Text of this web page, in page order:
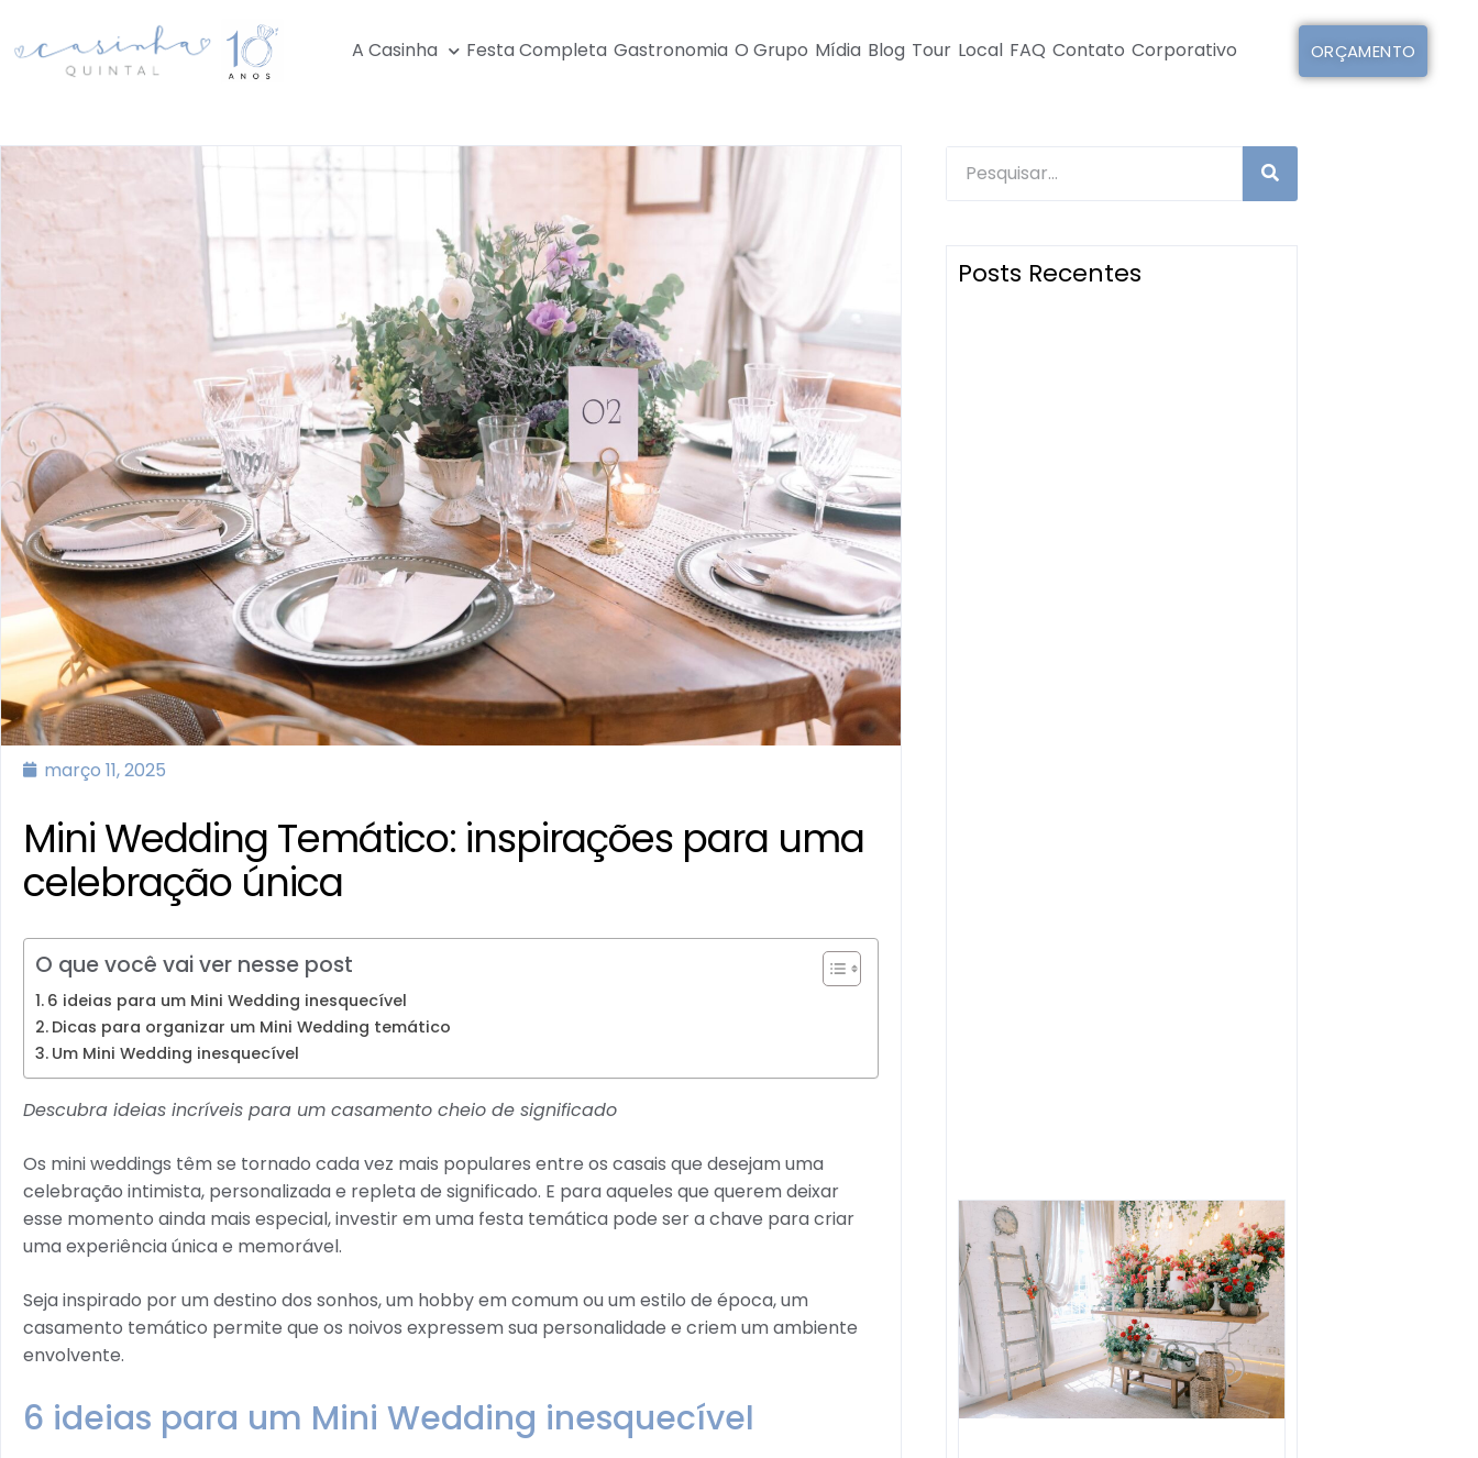
A Casinha Festa Completa Gastronomia O Grupo Mídia Blog Tour Local FAQ Contato Corporativo ORÇAMENTO
março 11, 2025
Mini Wedding Temático: inspirações para uma
celebração única
O que você vai ver nesse post
6 ideias para um Mini Wedding inesquecível
Dicas para organizar um Mini Wedding temático
Um Mini Wedding inesquecível
Descubra ideias incríveis para um casamento cheio de significado
Os mini weddings têm se tornado cada vez mais populares entre os casais que desejam uma
celebração intimista, personalizada e repleta de significado. E para aqueles que querem deixar
esse momento ainda mais especial, investir em uma festa temática pode ser a chave para criar
uma experiência única e memorável.
Seja inspirado por um destino dos sonhos, um hobby em comum ou um estilo de época, um
casamento temático permite que os noivos expressem sua personalidade e criem um ambiente
envolvente.
6 ideias para um Mini Wedding inesquecível
Posts Recentes